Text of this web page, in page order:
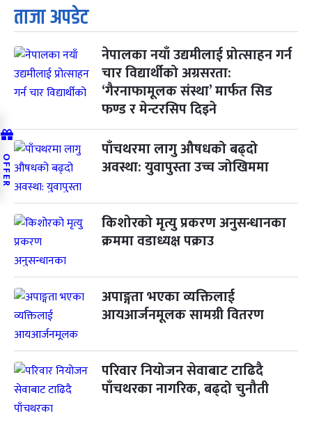
ताजा अपडेट
नेपालका नयाँ उद्यमीलाई प्रोत्साहन गर्न
चार विद्यार्थीको अग्रसरता:
‘गैरनाफामूलक संस्था’ मार्फत सिड
फण्ड र मेन्टरसिप दिइने
पाँचथरमा लागु औषधको बढ्दो
अवस्था: युवापुस्ता उच्च जोखिममा
किशोरको मृत्यु प्रकरण अनुसन्धानका
क्रममा वडाध्यक्ष पक्राउ
अपाङ्गता भएका व्यक्तिलाई
आयआर्जनमूलक सामग्री वितरण
परिवार नियोजन सेवाबाट टाढिदै
पाँचथरका नागरिक, बढ्दो चुनौती